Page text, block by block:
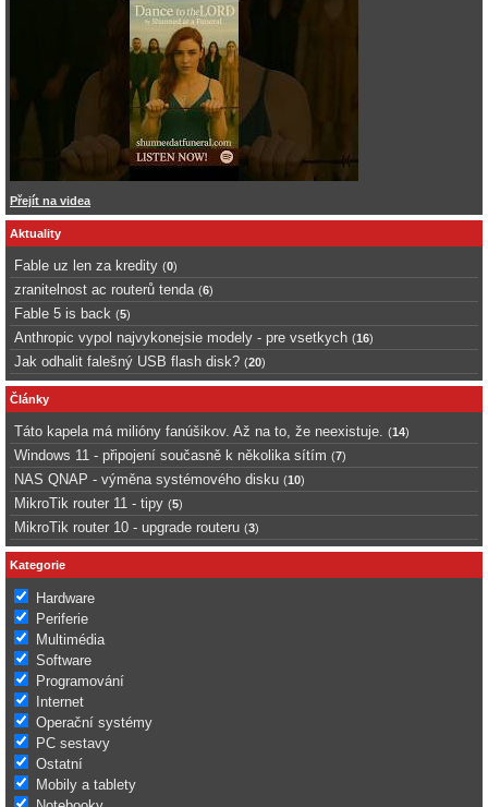
Přejít na videa
Aktuality
Fable uz len za kredity (0)
zranitelnost ac routerů tenda (6)
Fable 5 is back (5)
Anthropic vypol najvykonejsie modely - pre vsetkych (16)
Jak odhalit falešný USB flash disk? (20)
Články
Táto kapela má milióny fanúšikov. Až na to, že neexistuje. (14)
Windows 11 - připojení současně k několika sítím (7)
NAS QNAP - výměna systémového disku (10)
MikroTik router 11 - tipy (5)
MikroTik router 10 - upgrade routeru (3)
Kategorie
Hardware
Periferie
Multimédia
Software
Programování
Internet
Operační systémy
PC sestavy
Ostatní
Mobily a tablety